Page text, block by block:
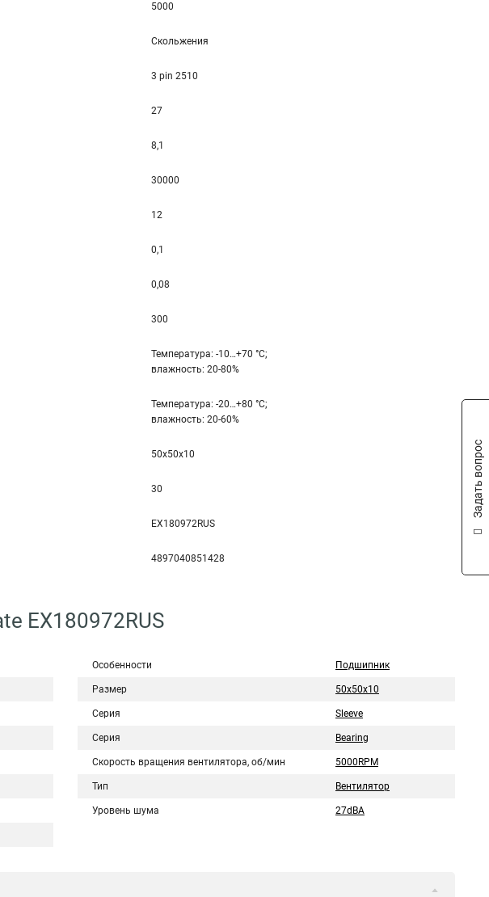
5000
Скольжения
3 pin 2510
27
8,1
30000
12
0,1
0,08
300
Температура: -10…+70 °С;
влажность: 20-80%
Температура: -20…+80 °С;
влажность: 20-60%
50x50x10
30
EX180972RUS
4897040851428
EX180972RUS
Особенности Подшипник
Размер 50x50x10
Серия Sleeve
Серия Bearing
Скорость вращения вентилятора, об/мин 5000RPM
Тип Вентилятор
Уровень шума 27dBA
Задать вопрос